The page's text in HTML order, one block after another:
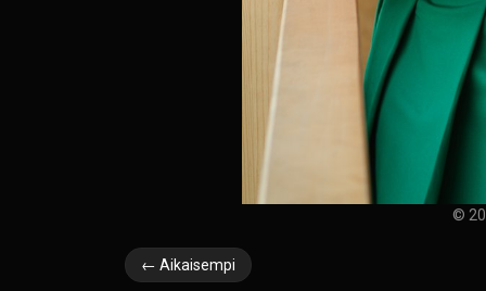
©
← Aikaisempi